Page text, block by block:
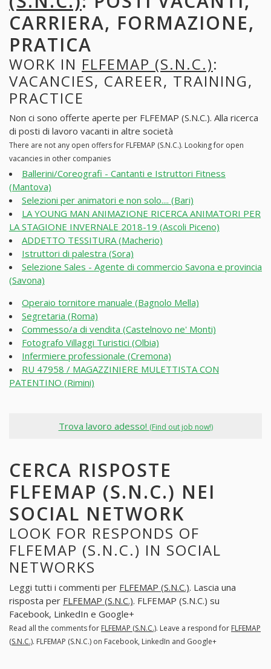
CARRIERA, FORMAZIONE,
PRATICA
WORK IN FLFEMAP (S.N.C.):
VACANCIES, CAREER, TRAINING,
PRACTICE
Non ci sono offerte aperte per FLFEMAP (S.N.C.). Alla ricerca
di posti di lavoro vacanti in altre società
There are not any open offers for FLFEMAP (S.N.C.). Looking for open
vacancies in other companies
Ballerini/Coreografi - Cantanti e Istruttori Fitness
(Mantova)
Selezioni per animatori e non solo.... (Bari)
LA YOUNG MAN ANIMAZIONE RICERCA ANIMATORI PER
LA STAGIONE INVERNALE 2018-19 (Ascoli Piceno)
ADDETTO TESSITURA (Macherio)
Istruttori di palestra (Sora)
Selezione Sales - Agente di commercio Savona e provincia
(Savona)
Operaio tornitore manuale (Bagnolo Mella)
Segretaria (Roma)
Commesso/a di vendita (Castelnovo ne' Monti)
Fotografo Villaggi Turistici (Olbia)
Infermiere professionale (Cremona)
RU 47958 / MAGAZZINIERE MULETTISTA CON
PATENTINO (Rimini)
Trova lavoro adesso! (Find out job now!)
CERCA RISPOSTE
FLFEMAP (S.N.C.) NEI
SOCIAL NETWORK
LOOK FOR RESPONDS OF
FLFEMAP (S.N.C.) IN SOCIAL
NETWORKS
Leggi tutti i commenti per FLFEMAP (S.N.C.). Lascia una
risposta per FLFEMAP (S.N.C.). FLFEMAP (S.N.C.) su
Facebook, LinkedIn e Google+
Read all the comments for FLFEMAP (S.N.C.). Leave a respond for FLFEMAP
(S.N.C.). FLFEMAP (S.N.C.) on Facebook, LinkedIn and Google+